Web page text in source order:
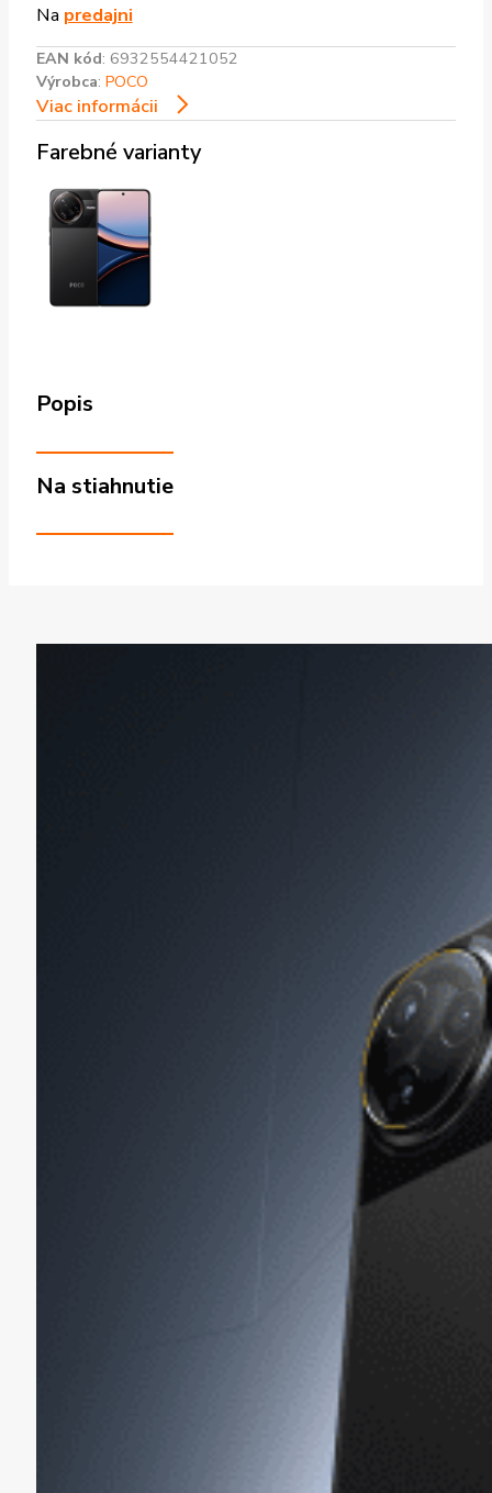
Na predajni
EAN kód: 6932554421052
Výrobca: POCO
Viac informácii
Farebné varianty
Popis
Na stiahnutie